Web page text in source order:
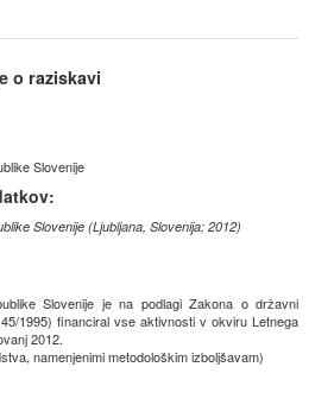
o raziskavi
Slovenije
Slovenije (Ljubljana, Slovenija; 2012)
Slovenije je na podlagi Zakona o državni
1995) financiral vse aktivnosti v okviru Letnega
2012.
namenjenimi metodološkim izboljšavam)